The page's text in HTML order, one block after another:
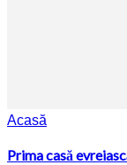
Acasă
Prima casă